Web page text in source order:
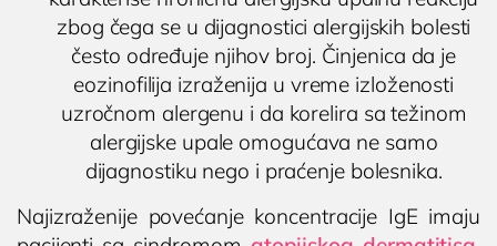
zbog čega se u dijagnostici alergijskih bolesti
često određuje njihov broj. Činjenica da je
eozinofilija izraženija u vreme izloženosti
uzročnom alergenu i da korelira sa težinom
alergijske upale omogućava ne samo
dijagnostiku nego i praćenje bolesnika.
Najizraženije povećanje koncentracije IgE imaju